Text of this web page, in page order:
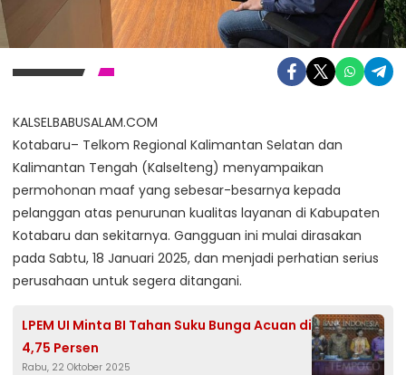
KALSELBABUSALAM.COM
Kotabaru– Telkom Regional Kalimantan Selatan dan
Kalimantan Tengah (Kalselteng) menyampaikan
permohonan maaf yang sebesar-besarnya kepada
pelanggan atas penurunan kualitas layanan di Kabupaten
Kotabaru dan sekitarnya. Gangguan ini mulai dirasakan
pada Sabtu, 18 Januari 2025, dan menjadi perhatian serius
perusahaan untuk segera ditangani.
LPEM UI Minta BI Tahan Suku Bunga Acuan di
4,75 Persen
Rabu, 22 Oktober 2025